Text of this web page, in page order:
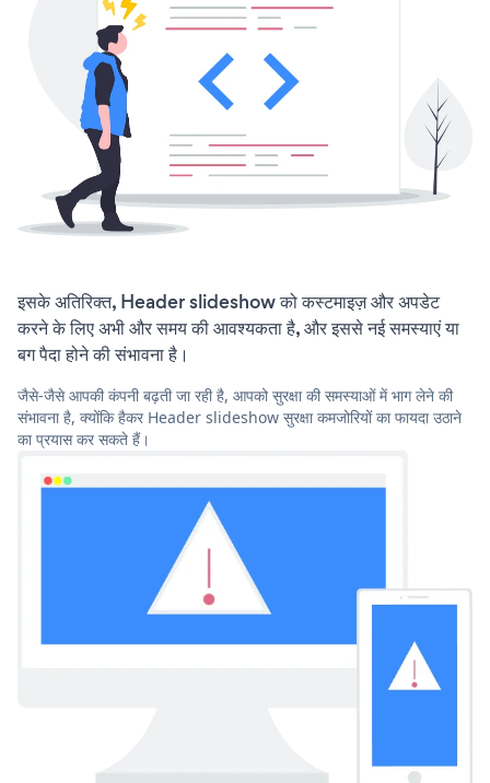
इसके अतिरिक्त, Header slideshow को कस्टमाइज़ और अपडेट
करने के लिए अभी और समय की आवश्यकता है, और इससे नई समस्याएं या
बग पैदा होने की संभावना है।
जैसे-जैसे आपकी कंपनी बढ़ती जा रही है, आपको सुरक्षा की समस्याओं में भाग लेने की
संभावना है, क्योंकि हैकर Header slideshow सुरक्षा कमजोरियों का फायदा उठाने
का प्रयास कर सकते हैं।